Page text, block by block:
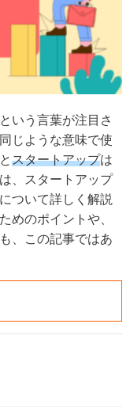
いう言葉が注目さ
じような意味で使
とスタートアップは
、スタートアップ
ついて詳しく解説
めのポイントや、
、この記事ではあ